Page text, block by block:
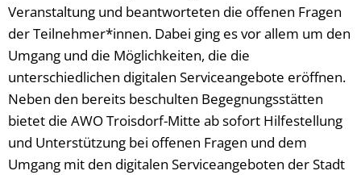
Veranstaltung und beantworteten die offenen Fragen
der Teilnehmer*innen. Dabei ging es vor allem um den
Umgang und die Möglichkeiten, die die
unterschiedlichen digitalen Serviceangebote eröffnen.
Neben den bereits beschulten Begegnungsstätten
bietet die AWO Troisdorf-Mitte ab sofort Hilfestellung
und Unterstützung bei offenen Fragen und dem
Umgang mit den digitalen Serviceangeboten der Stadt